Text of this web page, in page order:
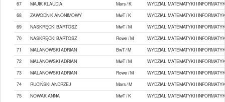
67
MAJIK KLAUDIA Mars / K
WYDZIAŁ MATEMATYKI I
68
ZAWODNIK ANONIMOWY MwT / K
WYDZIAŁ MATEMATYKI I
69
NASKRĘCKI BARTOSZ MwT / M
WYDZIAŁ MATEMATYKI I
70
NASKRĘCKI BARTOSZ Rowe / M
WYDZIAŁ MATEMATYKI I
71
MALANOWSKI ADRIAN BwT / M
WYDZIAŁ MATEMATYKI I
72
MALANOWSKI ADRIAN MwT / M
WYDZIAŁ MATEMATYKI I
73
MALANOWSKI ADRIAN Rowe / M
WYDZIAŁ MATEMATYKI I
74
RUCIŃSKI ANDRZEJ Mars / M
WYDZIAŁ MATEMATYKI I
75
NOWAK ANNA MwT / K WYDZIAŁ MATEMATYKI I